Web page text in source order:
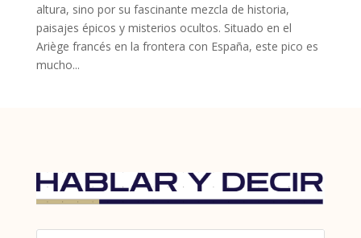
altura, sino por su fascinante mezcla de historia,
paisajes épicos y misterios ocultos. Situado en el
Ariège francés en la frontera con España, este pico es
mucho...